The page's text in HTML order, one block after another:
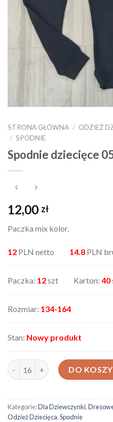
STRONA GŁÓWNA / ODZIEŻ
/ SPODNIE
Spodnie dziecięce
12,00 zł
Paczka mix kolor.
12 PLN netto 14.8 PLN
Paczka: 12szt Karton: 40
Rozmiar: 134-164
Stan: Nowy produkt
ilość Spodnie dziecięce 0581
DO
Kategorie:Dla Dziewczynki,
Odzież Dziecięca,Spodnie